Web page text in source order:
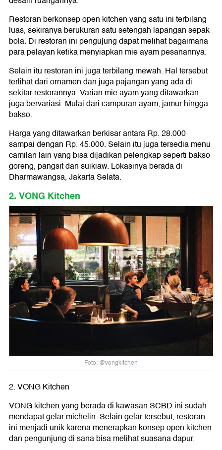
Restoran berkonsep open kitchen yang satu ini terbilang
luas, sekiranya berukuran satu setengah lapangan sepak
bola. Di restoran ini pengujung dapat melihat bagaimana
para pelayan ketika menyiapkan mie ayam pesanannya.
Selain itu restoran ini juga terbilang mewah. Hal tersebut
terlihat dari ornamen dan juga pajangan yang ada di
sekitar restorannya. Varian mie ayam yang ditawarkan
juga bervariasi. Mulai dari campuran ayam, jamur hingga
bakso.
Harga yang ditawarkan berkisar antara Rp. 28.000
sampai dengan Rp. 45.000. Selain itu juga tersedia menu
camilan lain yang bisa dijadikan pelengkap seperti bakso
goreng, pangsit dan suikiaw. Lokasinya berada di
Dharmawangsa, Jakarta Selata.
2. VONG Kitchen
Foto: @vongkitchen
2. VONG Kitchen
VONG kitchen yang berada di kawasan SCBD ini sudah
mendapat gelar michelin. Selain gelar tersebut, restoran
ini menjadi unik karena menerapkan konsep open kitchen
dan pengunjung di sana bisa melihat suasana dapur.